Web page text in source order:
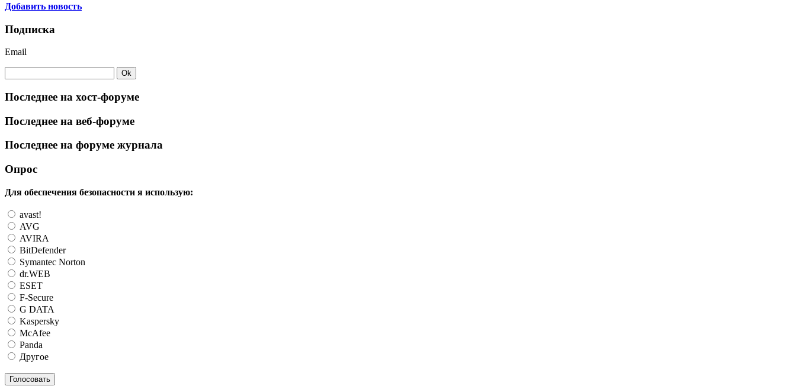
Добавить новость
Подписка
Email
Последнее на хост-форуме
Последнее на веб-форуме
Последнее на форуме журнала
Опрос
Для обеспечения безопасности я использую:
avast!
AVG
AVIRA
BitDefender
Symantec Norton
dr.WEB
ESET
F-Secure
G DATA
Kaspersky
McAfee
Panda
Другое